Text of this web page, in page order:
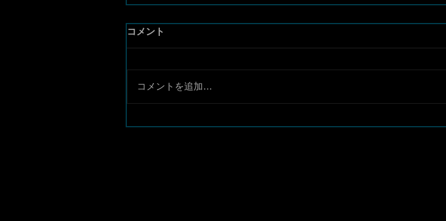
コメント
コメントを追加…